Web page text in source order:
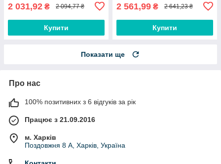
2 031,92 ₴ 2 094,77 ₴
Купити
2 561,99 ₴ 2 641,23 ₴
Купити
Показати ще
Про нас
100% позитивних з 6 відгуків за рік
Працює з 21.09.2016
м. Харків
Поздовжня 8 А, Харків, Україна